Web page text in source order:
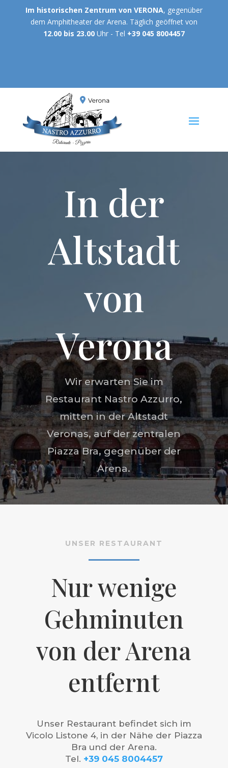
Im historischen Zentrum von VERONA, gegenüber
dem Amphitheater der Arena. Täglich geöffnet von
12.00 bis 23.00Uhr - Tel +39 045 8004457
In der
Altstadt
von
Verona
Wir erwarten Sie im
Restaurant Nastro Azzurro,
mitten in der Altstadt
Veronas, auf der zentralen
Piazza Bra, gegenüber der
Arena.
UNSER RESTAURANT
Nur wenige
Gehminuten
von der Arena
entfernt
Unser Restaurant befindet sich im
Vicolo Listone 4, in der Nähe der Piazza
Bra und der Arena.
Tel. +39 045 8004457